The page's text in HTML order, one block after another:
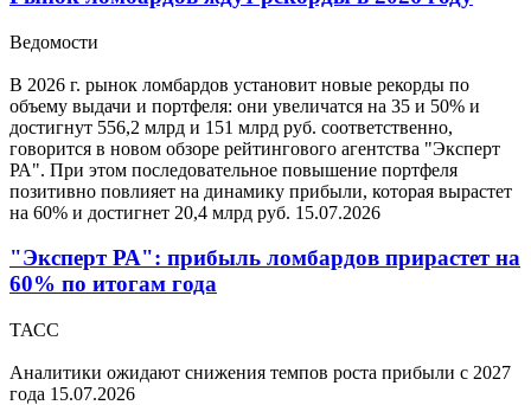
Ведомости
В 2026 г. рынок ломбардов установит новые рекорды по
объему выдачи и портфеля: они увеличатся на 35 и 50% и
достигнут 556,2 млрд и 151 млрд руб. соответственно,
говорится в новом обзоре рейтингового агентства "Эксперт
РА". При этом последовательное повышение портфеля
позитивно повлияет на динамику прибыли, которая вырастет
на 60% и достигнет 20,4 млрд руб. 15.07.2026
"Эксперт РА": прибыль ломбардов прирастет на
60% по итогам года
ТАСС
Аналитики ожидают снижения темпов роста прибыли с 2027
года 15.07.2026